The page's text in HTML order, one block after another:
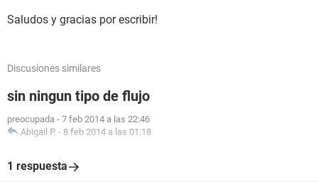
Saludos y gracias por escribir!
Discusiones similares
sin ningun tipo de flujo
preocupada - 7 feb 2014 a las 22:46
Abigail P. - 8 feb 2014 a las 01:18
1 respuesta